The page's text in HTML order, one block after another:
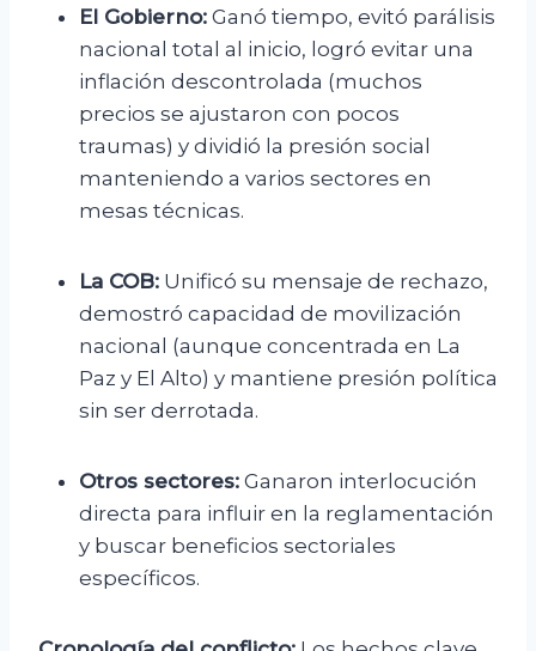
El Gobierno: Ganó tiempo, evitó parálisis
nacional total al inicio, logró evitar una
inflación descontrolada (muchos
precios se ajustaron con pocos
traumas) y dividió la presión social
manteniendo a varios sectores en
mesas técnicas.
La COB: Unificó su mensaje de rechazo,
demostró capacidad de movilización
nacional (aunque concentrada en La
Paz y El Alto) y mantiene presión política
sin ser derrotada.
Otros sectores: Ganaron interlocución
directa para influir en la reglamentación
y buscar beneficios sectoriales
específicos.